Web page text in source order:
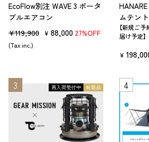
EcoFlow別注 WAVE 3 ポータ
ブルエアコン
販
売
¥119,900 セ
¥ 88,000 27%OFF
(Tax inc.)
ムテント
【新規ご
届け予定】
¥
新商品
再入荷受付中